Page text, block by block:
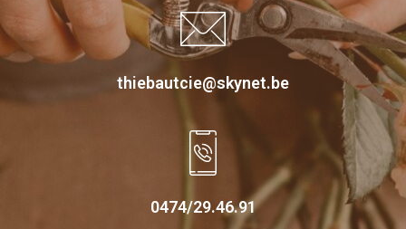
thiebautcie@skynet.be
0474/29.46.91